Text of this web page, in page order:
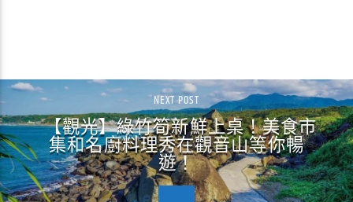
NEXT POST
【觀光】綠竹筍新鮮上桌！美食市
集和名廚料理秀在觀音山等你暢
遊！